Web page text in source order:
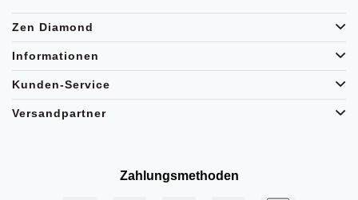
Zen Diamond
Informationen
Kunden-Service
Versandpartner
Zahlungsmethoden